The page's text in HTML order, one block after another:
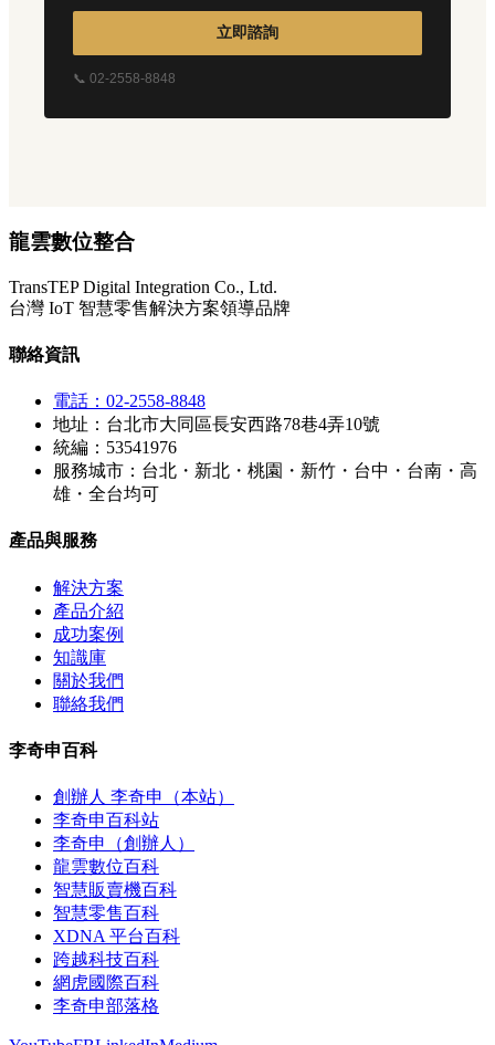
立即諮詢
📞 02-2558-8848
龍雲數位整合
TransTEP Digital Integration Co., Ltd.
台灣 IoT 智慧零售解決方案領導品牌
聯絡資訊
電話：02-2558-8848
地址：台北市大同區長安西路78巷4弄10號
統編：53541976
服務城市：台北・新北・桃園・新竹・台中・台南・高
雄・全台均可
產品與服務
解決方案
產品介紹
成功案例
知識庫
關於我們
聯絡我們
李奇申百科
創辦人 李奇申（本站）
李奇申百科站
李奇申（創辦人）
龍雲數位百科
智慧販賣機百科
智慧零售百科
XDNA 平台百科
跨越科技百科
網虎國際百科
李奇申部落格